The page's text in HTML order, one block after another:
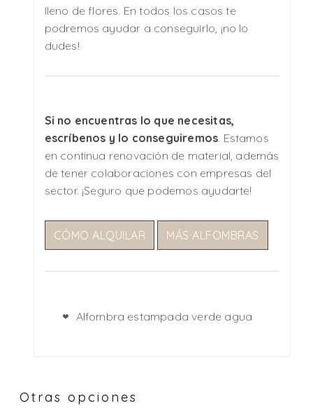
lleno de flores. En todos los casos te
podremos ayudar a conseguirlo, ¡no lo
dudes!
Si no encuentras lo que necesitas,
escríbenos y lo conseguiremos. Estamos
en continua renovación de material, además
de tener colaboraciones con empresas del
sector. ¡Seguro que podemos ayudarte!
CÓMO ALQUILAR MÁS ALFOMBRAS
Alfombra estampada verde agua
Otras opciones